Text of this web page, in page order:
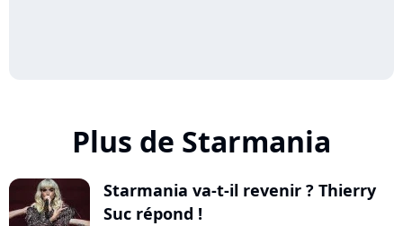
Plus de Starmania
Starmania va-t-il revenir ? Thierry
Suc répond !